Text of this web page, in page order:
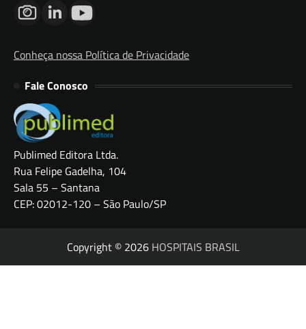
Conheça nossa Política de Privacidade
Fale Conosco
Publimed Editora Ltda.
Rua Felipe Gadelha, 104
Sala 55 – Santana
CEP: 02012-120 – São Paulo/SP
Copyright © 2026 HOSPITAIS BRASIL